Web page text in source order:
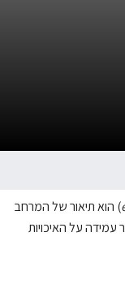
) הוא תיאור של המרחב
עמידה על האיכויות